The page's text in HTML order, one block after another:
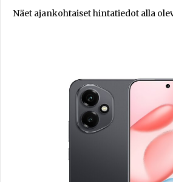
Näet ajankohtaiset hintatiedot alla